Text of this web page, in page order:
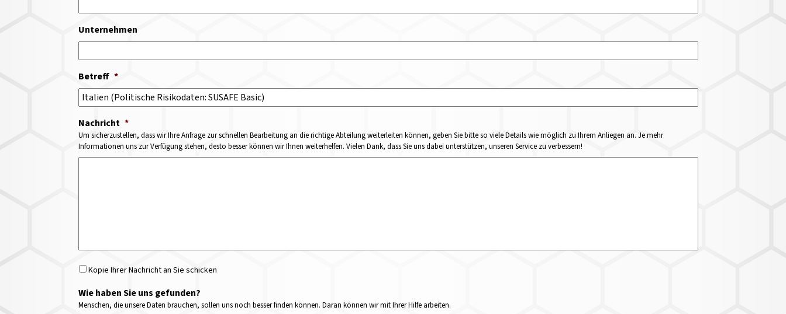
Unternehmen
Betreff *
Nachricht *
Um sicherzustellen, dass wir Ihre Anfrage zur schnellen Bearbeitung an die richtige Abteilung weiterleiten können, geben Sie bitte so viele Details wie möglich zu Ihrem Anliegen an. Je mehr
Informationen uns zur Verfügung stehen, desto besser können wir Ihnen weiterhelfen. Vielen Dank, dass Sie uns dabei unterstützen, unseren Service zu verbessern!
Kopie Ihrer Nachricht an Sie schicken
Wie haben Sie uns gefunden?
Menschen, die unsere Daten brauchen, sollen uns noch besser finden können. Daran können wir mit Ihrer Hilfe arbeiten.